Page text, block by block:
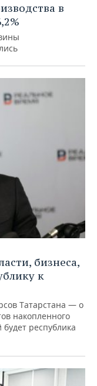
в
бизнеса,
к
Татарстана — о
накопленного
республика